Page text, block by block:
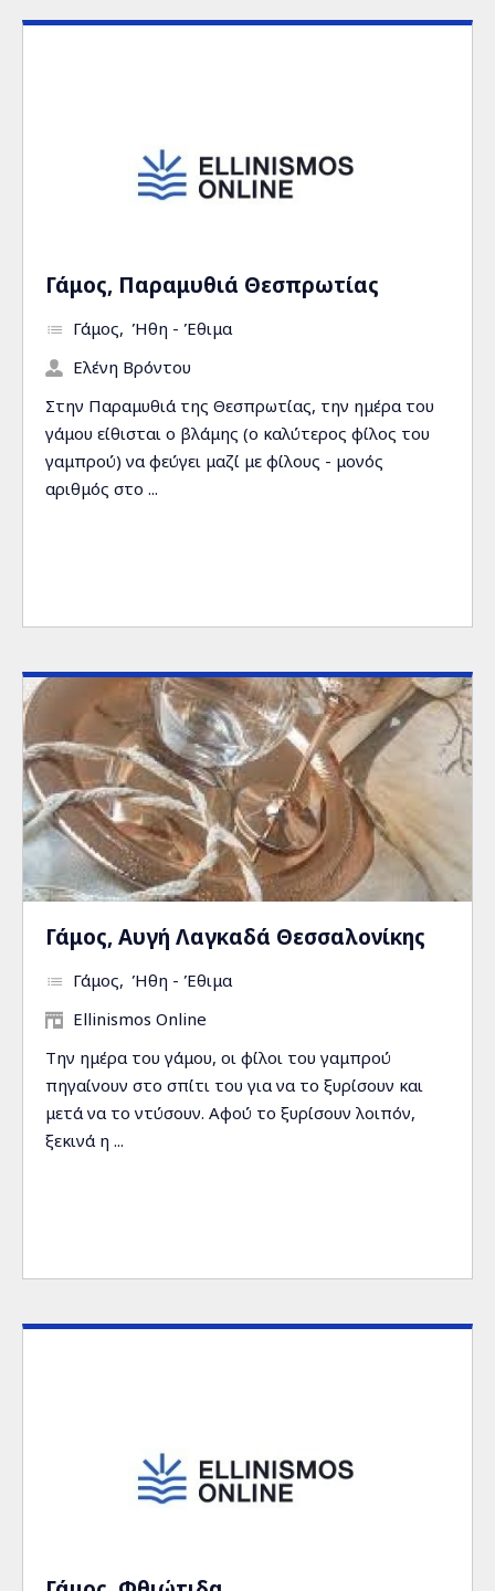
Γάμος, Παραμυθιά Θεσπρωτίας
Γάμος Ήθη - Έθιμα
Ελένη Βρόντου
Στην Παραμυθιά της Θεσπρωτίας, την ημέρα του
γάμου είθισται ο βλάμης (ο καλύτερος φίλος του
γαμπρού) να φεύγει μαζί με φίλους - μονός
αριθμός στο ...
Γάμος, Αυγή Λαγκαδά Θεσσαλονίκης
Γάμος Ήθη - Έθιμα
Ellinismos Online
Την ημέρα του γάμου, οι φίλοι του γαμπρού
πηγαίνουν στο σπίτι του για να το ξυρίσουν και
μετά να το ντύσουν. Αφού το ξυρίσουν λοιπόν,
ξεκινά η ...